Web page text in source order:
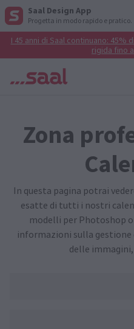
Saal Design App
Progetta in modo rapido e pratico.
I 45 anni di Saal continuano:
rigida fino
Zona
In questa pagina potrai
esatte di tutti i nostri
modelli per Photoshop o
informazioni sulla gestione
delle